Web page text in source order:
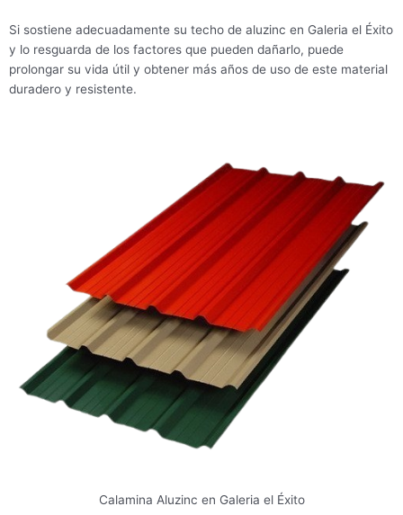
Si sostiene adecuadamente su techo de aluzinc en Galeria el Éxito
y lo resguarda de los factores que pueden dañarlo, puede
prolongar su vida útil y obtener más años de uso de este material
duradero y resistente.
Calamina Aluzinc en Galeria el Éxito